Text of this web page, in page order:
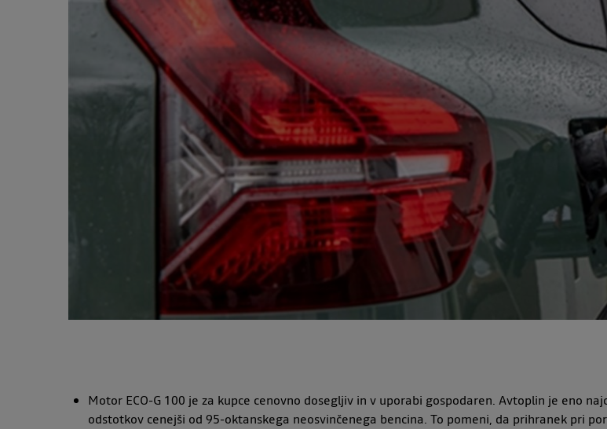
Motor ECO-G 100 je za kupce cenovno dosegljiv in v uporabi gospodaren. Avtoplin je eno
odstotkov cenejši od 95-oktanskega neosvinčenega bencina. To pomeni, da prihranek pri